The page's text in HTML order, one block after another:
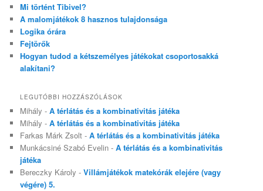
Mi történt Tibivel?
A malomjátékok 8 hasznos tulajdonsága
Logika órára
Fejtörők
Hogyan tudod a kétszemélyes játékokat csoportosakká
alakítani?
LEGUTÓBBI HOZZÁSZÓLÁSOK
Mihály -A térlátás és a kombinativitás játéka
Mihály -A térlátás és a kombinativitás játéka
Farkas Márk Zsolt -A térlátás és a kombinativitás játéka
Munkácsiné Szabó Evelin -A térlátás és a kombinativitás
játéka
Bereczky Károly -Villámjátékok matekórák elejére (vagy
végére) 5.